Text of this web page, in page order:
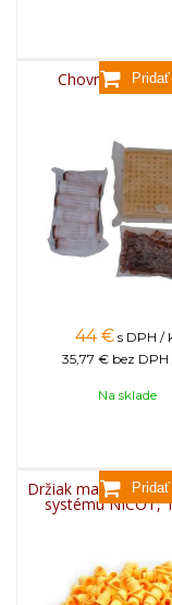
Chovný systém
44 € s DPH /
35,77 € bez DPH
Na sklade
Držiak
systému NICOT,